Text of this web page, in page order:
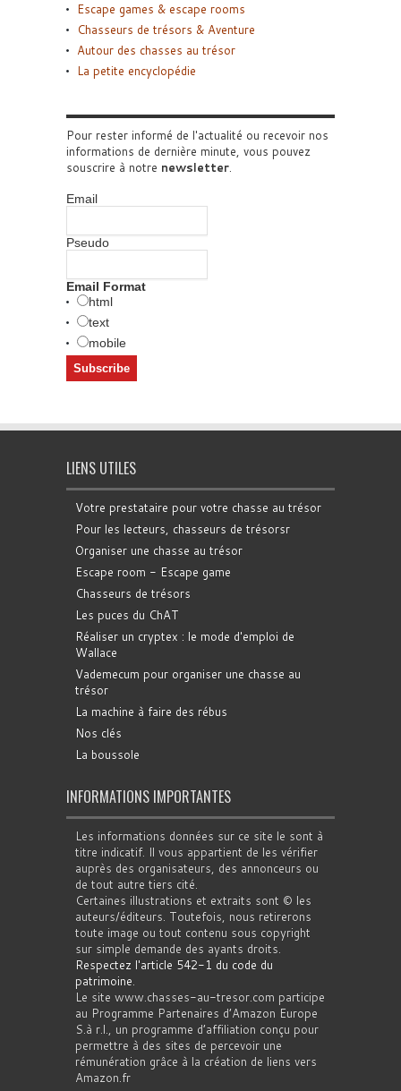
Escape games & escape rooms
Chasseurs de trésors & Aventure
Autour des chasses au trésor
La petite encyclopédie
Pour rester informé de l'actualité ou recevoir nos
informations de dernière minute, vous pouvez
souscrire à notre newsletter.
Email
Pseudo
Email Format
html
text
mobile
LIENS UTILES
Votre prestataire pour votre chasse au trésor
Pour les lecteurs, chasseurs de trésorsr
Organiser une chasse au trésor
Escape room - Escape game
Chasseurs de trésors
Les puces du ChAT
Réaliser un cryptex : le mode d'emploi de
Wallace
Vademecum pour organiser une chasse au
trésor
La machine à faire des rébus
Nos clés
La boussole
INFORMATIONS IMPORTANTES
Les informations données sur ce site le sont à
titre indicatif. Il vous appartient de les vérifier
auprès des organisateurs, des annonceurs ou
de tout autre tiers cité.
Certaines illustrations et extraits sont © les
auteurs/éditeurs. Toutefois, nous retirerons
toute image ou tout contenu sous copyright
sur simple demande des ayants droits.
Respectez l'article 542-1 du code du
patrimoine.
Le site www.chasses-au-tresor.com participe
au Programme Partenaires d’Amazon Europe
S.à r.l., un programme d’affiliation conçu pour
permettre à des sites de percevoir une
rémunération grâce à la création de liens vers
Amazon.fr